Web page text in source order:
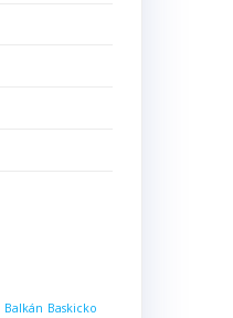
Balkán Baskicko